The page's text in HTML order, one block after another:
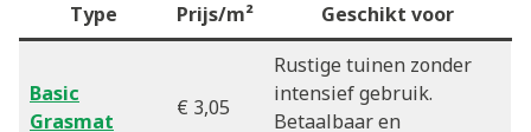
Type Prijs/m² Geschikt voor
Basic
Grasmat
€ 3,05
Rustige tuinen zonder
intensief gebruik.
Betaalbaar en